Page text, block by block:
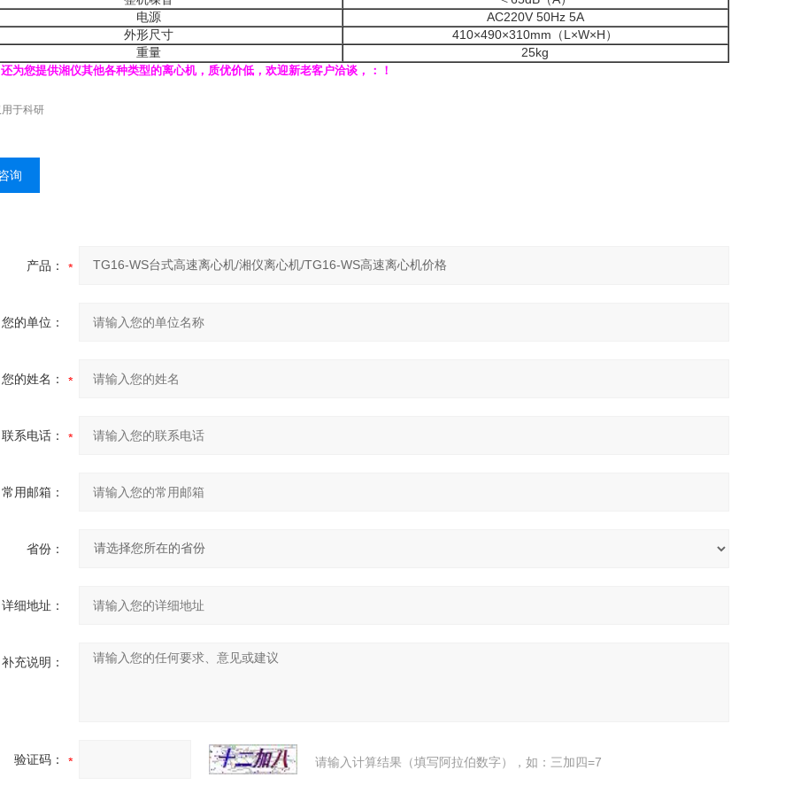
电源
AC220V 50Hz 5A
外形尺寸
410×490×310mm（L×W×H）
重量
25kg
为您提供湘仪其他各种类型的离心机，质优价低，欢迎新老客户洽谈，：！
于科研
询
产品：
您的单位：
您的姓名：
联系电话：
常用邮箱：
省份：
详细地址：
补充说明：
验证码： 请输入计算结果（填写阿拉伯数字），如：三加四=7